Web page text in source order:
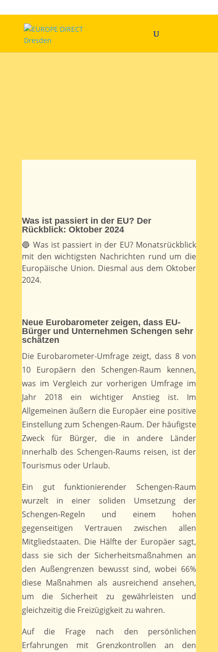
Was ist passiert in der EU? Der
Rückblick: Oktober 2024
🔵 Was ist passiert in der EU? Monatsrückblick
mit den wichtigsten Nachrichten rund um die
Europäische Union. Diesmal aus dem Oktober
2024.
Neue Eurobarometer zeigen, dass EU-
Bürger und Unternehmen Schengen sehr
schätzen
Die Eurobarometer-Umfrage zeigt, dass 8 von
10 Europäern den Schengen-Raum kennen,
was im Vergleich zur vorherigen Umfrage im
Jahr 2018 ein wichtiger Anstieg ist. Im
Allgemeinen äußern die Europäer eine positive
Einstellung zum Schengen-Raum. Der häufigste
Zweck für Bürger, die in andere Länder
innerhalb des Schengen-Raums reisen, ist der
Tourismus oder Urlaub.
Ein gut funktionierender Schengen-Raum
wurzelt in einer soliden Umsetzung der
Schengen-Regeln und einem hohen
gegenseitigen Vertrauen zwischen allen
Mitgliedstaaten. Die Hälfte der Europäer sagt,
dass sie sich der Sicherheitsmaßnahmen an
den Außengrenzen bewusst sind, wobei 66%
diese Maßnahmen als ausreichend ansehen,
um die Sicherheit zu gewährleisten und
gleichzeitig die Freizügigkeit zu wahren.
Auf die Frage nach den persönlichen
Erfahrungen mit Grenzkontrollen an den